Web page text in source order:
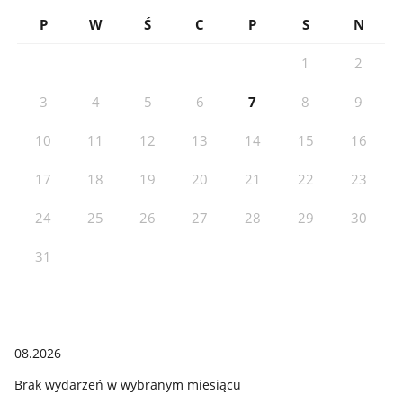
P W Ś C P S N
1 2
3 4 5 6 7 8 9
10 11 12 13 14 15 16
17 18 19 20 21 22 23
24 25 26 27 28 29 30
31
08.2026
Brak wydarzeń w wybranym miesiącu